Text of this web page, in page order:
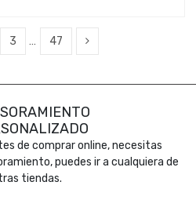
3 … 47
de comprar online, necesitas
puedes ir a cualquiera de
tiendas.